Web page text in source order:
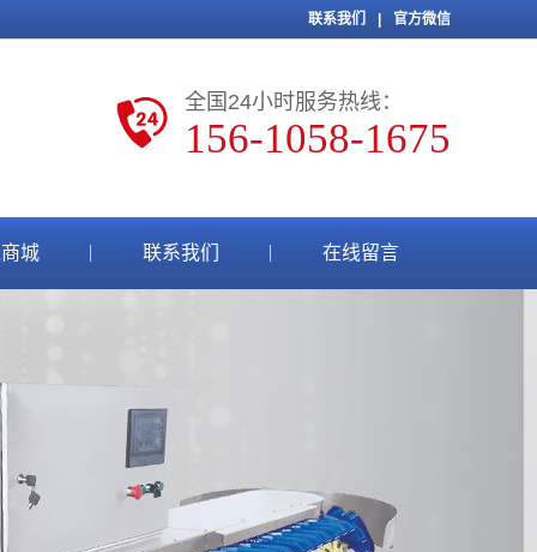
联系我们 官方微信
全国24小时服务热线：
156-1058-1675
城 联系我们 在线留言